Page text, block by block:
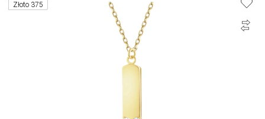
Złoto 375